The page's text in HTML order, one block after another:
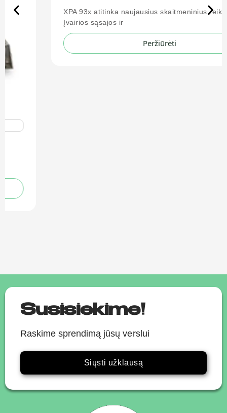
XPA 93x atitinka naujausius skaitmeninius reikalavimus.
Įvairios sąsajos ir
Susisiekime!
Raskime sprendimą jūsų verslui
Siųsti užklausą